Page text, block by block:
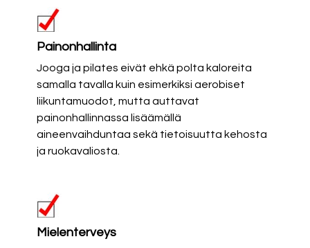
Painonhallinta
Jooga ja pilates eivät ehkä polta kaloreita
samalla tavalla kuin esimerkiksi aerobiset
liikuntamuodot, mutta auttavat
painonhallinnassa lisäämällä
aineenvaihduntaa sekä tietoisuutta kehosta
ja ruokavaliosta.
Mielenterveys